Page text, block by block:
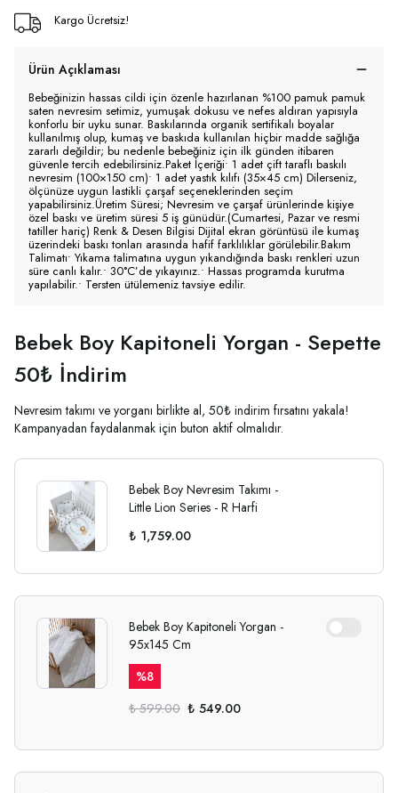
Kargo Ücretsiz!
Ürün Açıklaması
Bebeğinizin hassas cildi için özenle hazırlanan %100 pamuk pamuk
saten nevresim setimiz, yumuşak dokusu ve nefes aldıran yapısıyla
konforlu bir uyku sunar. Baskılarında organik sertifikalı boyalar
kullanılmış olup, kumaş ve baskıda kullanılan hiçbir madde sağlığa
zararlı değildir; bu nedenle bebeğiniz için ilk günden itibaren
güvenle tercih edebilirsiniz.Paket İçeriği• 1 adet çift taraflı baskılı
nevresim (100×150 cm)• 1 adet yastık kılıfı (35×45 cm) Dilerseniz,
ölçünüze uygun lastikli çarşaf seçeneklerinden seçim
yapabilirsiniz.Üretim Süresi; Nevresim ve çarşaf ürünlerinde kişiye
özel baskı ve üretim süresi 5 iş günüdür.(Cumartesi, Pazar ve resmi
tatiller hariç) Renk & Desen Bilgisi Dijital ekran görüntüsü ile kumaş
üzerindeki baskı tonları arasında hafif farklılıklar görülebilir.Bakım
Talimatı• Yıkama talimatına uygun yıkandığında baskı renkleri uzun
süre canlı kalır.• 30°C’de yıkayınız.• Hassas programda kurutma
yapılabilir.• Tersten ütülemeniz tavsiye edilir.
Bebek Boy Kapitoneli Yorgan - Sepette
50₺ İndirim
Nevresim takımı ve yorganı birlikte al, 50₺ indirim fırsatını yakala!
Kampanyadan faydalanmak için buton aktif olmalıdır.
Bebek Boy Nevresim Takımı -
Little Lion Series - R Harfi
₺ 1,759.00
Bebek Boy Kapitoneli Yorgan -
95x145 Cm
%8
₺ 599.00 ₺ 549.00